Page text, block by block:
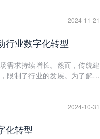
优化等多维度，揭示其对企业
2024-11-21
行业数字化转型
需求持续增长。然而，传统建
限制了行业的发展。为了解决
实现、运营策略等方面，以期
2024-10-31
化转型